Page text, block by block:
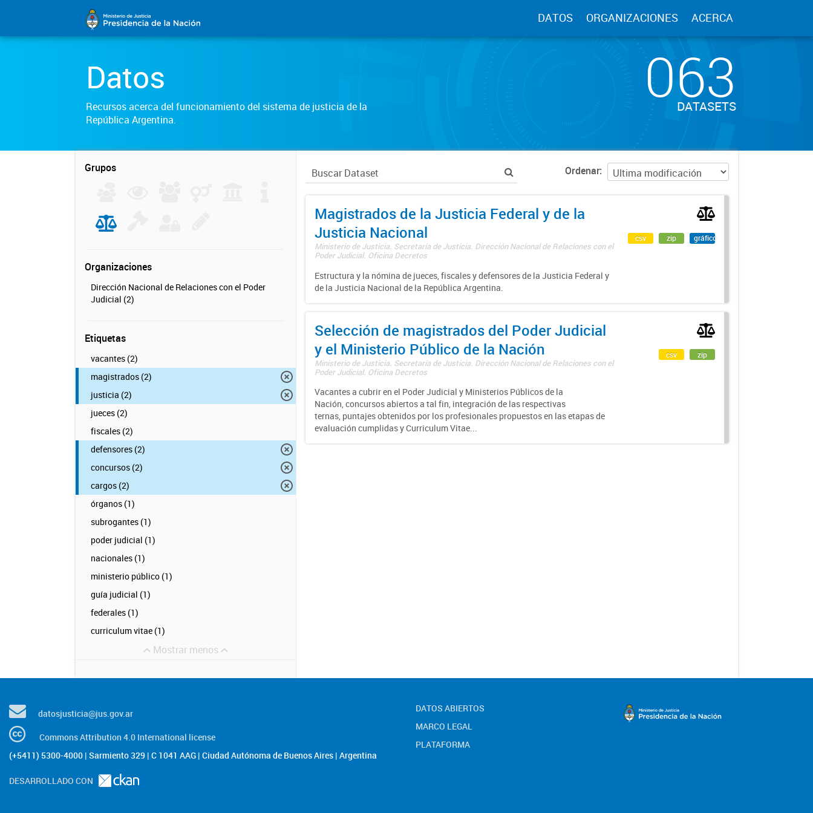
DATOS ORGANIZACIONES ACERCA
Datos
Recursos acerca del funcionamiento del sistema de justicia de la
República Argentina.
063
DATASETS
Grupos
Organizaciones
Dirección Nacional de Relaciones con el Poder
Judicial (2)
Etiquetas
vacantes (2)
magistrados (2)
justicia (2)
jueces (2)
fiscales (2)
defensores (2)
concursos (2)
cargos (2)
órganos (1)
subrogantes (1)
poder judicial (1)
nacionales (1)
ministerio público (1)
guía judicial (1)
federales (1)
curriculum vitae (1)
Mostrar menos
Ordenar
Magistrados de la Justicia Federal y de la
Justicia Nacional
Ministerio de Justicia. Secretaría de Justicia. Dirección Nacional de Relaciones con el
Poder Judicial. Oficina Decretos
Estructura y la nómina de jueces, fiscales y defensores de la Justicia Federal y
de la Justicia Nacional de la República Argentina.
csv zip gráfico
Selección de magistrados del Poder Judicial
y el Ministerio Público de la Nación
Ministerio de Justicia. Secretaría de Justicia. Dirección Nacional de Relaciones con el
Poder Judicial. Oficina Decretos
Vacantes a cubrir en el Poder Judicial y Ministerios Públicos de la
Nación, concursos abiertos a tal fin, integración de las respectivas
ternas, puntajes obtenidos por los profesionales propuestos en las etapas de
evaluación cumplidas y Curriculum Vitae...
csv zip
datosjusticia@jus.gov.ar
Commons Attribution 4.0 International license
(+5411) 5300-4000 | Sarmiento 329 | C 1041 AAG | Ciudad Autónoma de Buenos Aires | Argentina
DESARROLLADO CON
DATOS ABIERTOS
MARCO LEGAL
PLATAFORMA